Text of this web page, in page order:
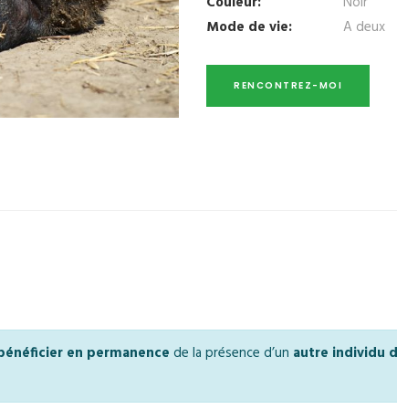
Mode de vie:
A deux
en permanence de la présence d’un autre individu